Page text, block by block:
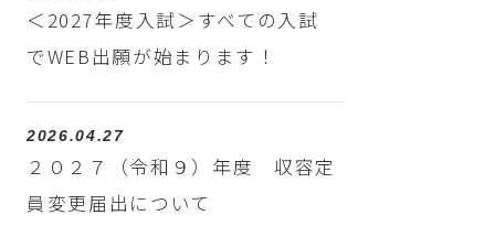
＜2027年度入試＞すべての入試
でWEB出願が始まります！
2026.04.27
２０２７（令和９）年度 収容定
員変更届出について